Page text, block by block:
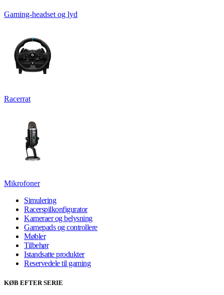
Gaming-headset og lyd
Racerrat
Mikrofoner
Simulering
Racerspilkonfigurator
Kameraer og belysning
Gamepads og controllere
Møbler
Tilbehør
Istandsatte produkter
Reservedele til gaming
KØB EFTER SERIE